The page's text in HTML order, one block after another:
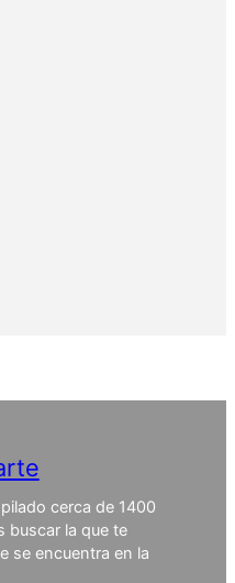
cerca de 1400
buscar la que te
se encuentra en la